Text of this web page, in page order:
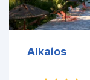
Alkaios